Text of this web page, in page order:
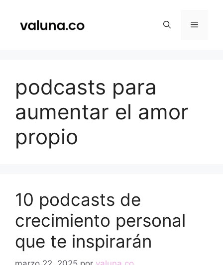
contenido
Menú
podcasts para
aumentar el amor
propio
10 podcasts de
crecimiento personal
que te inspirarán